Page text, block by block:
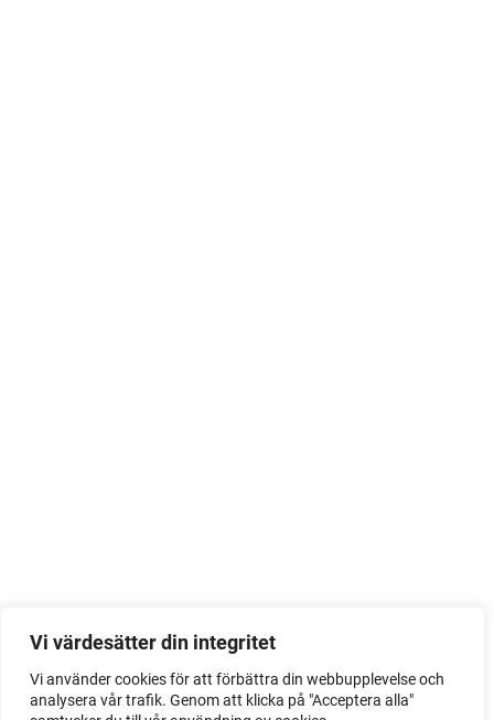
Vi värdesätter din integritet
Vi använder cookies för att förbättra din webbupplevelse och
analysera vår trafik. Genom att klicka på "Acceptera alla"